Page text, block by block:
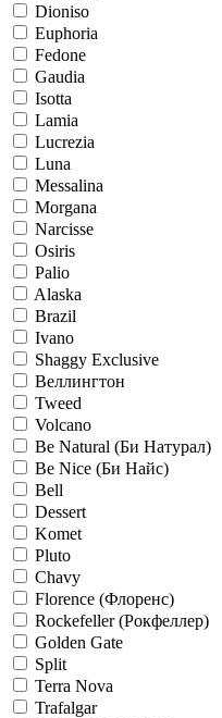
Dioniso
Euphoria
Fedone
Gaudia
Isotta
Lamia
Lucrezia
Luna
Messalina
Morgana
Narcisse
Osiris
Palio
Alaska
Brazil
Ivano
Shaggy Exclusive
Веллингтон
Tweed
Volcano
Be Natural (Би Натурал)
Be Nice (Би Найс)
Bell
Dessert
Komet
Pluto
Chavy
Florence (Флоренс)
Rockefeller (Рокфеллер)
Golden Gate
Split
Terra Nova
Trafalgar